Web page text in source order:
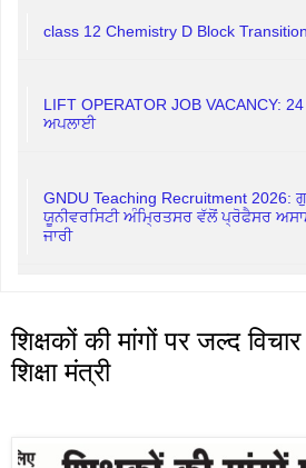
class 12 Chemistry D Block
LIFT OPERATOR JOB VACANCY:
ਅਪਲਾਈ
GNDU Teaching Recruitment 2026:
ਯੂਨੀਵਰਸਿਟੀ ਅੰਮ੍ਰਿਤਸਰ ਵੱਲੋਂ ਪ੍ਰੋਫੈਸਰ
ਜਾਰੀ
शिक्षकों की मांगों पर जल्द
शिक्षा मंत्री